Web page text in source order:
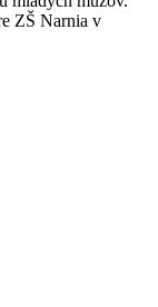
ZŠ Narnia v